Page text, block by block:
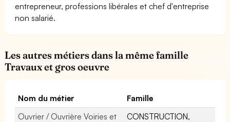
entrepreneur, professions libérales et chef d'entreprise
non salarié.
Les autres métiers dans la même famille
Travaux et gros oeuvre
Nom du métier
Famille
Ouvrier / Ouvrière Voiries et
CONSTRUCTION,